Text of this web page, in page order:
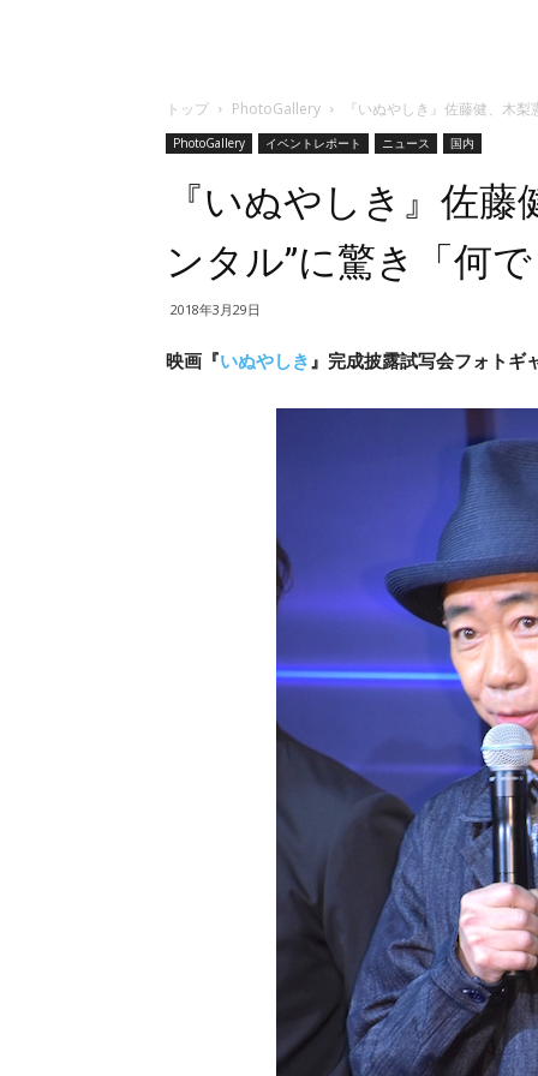
トップ PhotoGallery 『いぬやしき』佐藤健、木
PhotoGallery イベントレポート ニュース 国内
『いぬやしき』佐
ンタル”に驚き「何
2018年3月29日
映画『いぬやしき 』完成披露試写会フォトギ